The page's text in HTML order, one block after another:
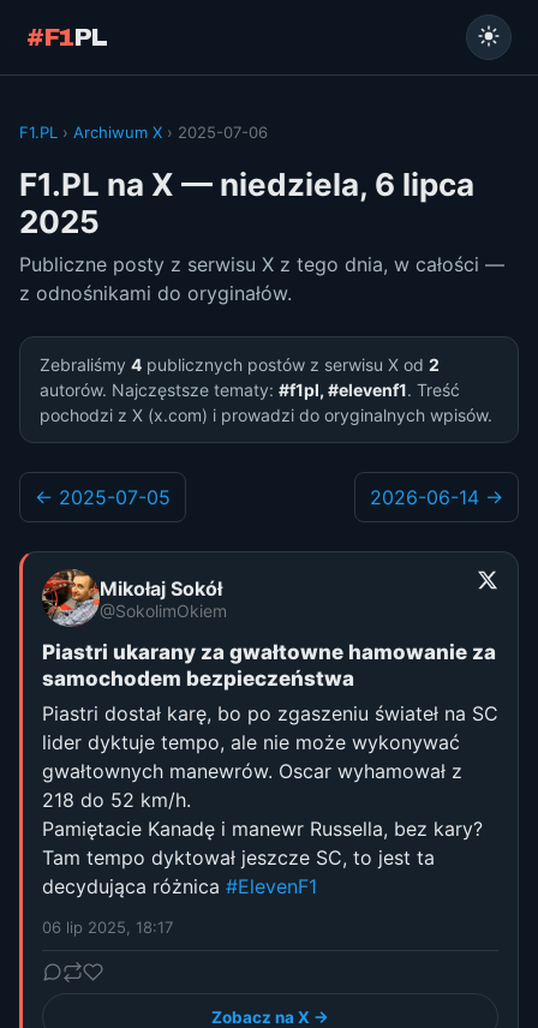
#F1PL
F1.PL › Archiwum X › 2025-07-06
F1.PL na X — niedziela, 6 lipca
2025
Publiczne posty z serwisu X z tego dnia, w całości —
z odnośnikami do oryginałów.
Zebraliśmy 4 publicznych postów z serwisu X od 2
autorów. Najczęstsze tematy: #f1pl, #elevenf1. Treść
pochodzi z X (x.com) i prowadzi do oryginalnych wpisów.
← 2025-07-05 2026-06-14 →
Mikołaj Sokół
@SokolimOkiem
Piastri ukarany za gwałtowne hamowanie za
samochodem bezpieczeństwa
Piastri dostał karę, bo po zgaszeniu świateł na SC
lider dyktuje tempo, ale nie może wykonywać
gwałtownych manewrów. Oscar wyhamował z
218 do 52 km/h.
Pamiętacie Kanadę i manewr Russella, bez kary?
Tam tempo dyktował jeszcze SC, to jest ta
decydująca różnica #ElevenF1
06 lip 2025, 18:17
Zobacz na X →